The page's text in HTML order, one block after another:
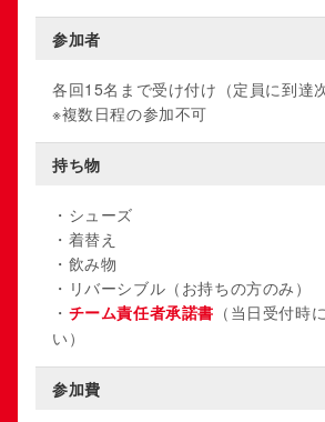
参加者
各回15名まで受け付け（定員に到達
※複数日程の参加不可
持ち物
・シューズ
・着替え
・飲み物
・リバーシブル（お持ちの方のみ）
・ チーム責任者承諾書
（当日受付時
い）
参加費